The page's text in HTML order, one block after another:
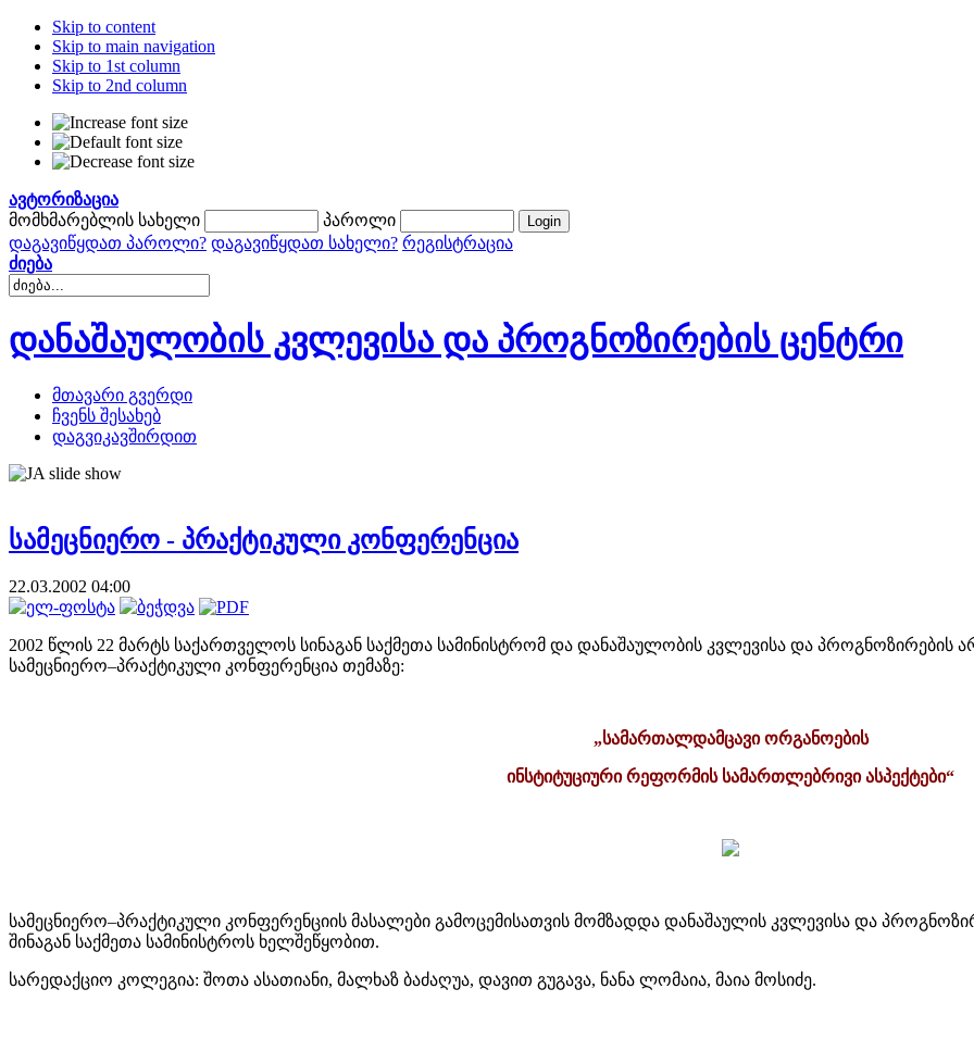
Skip to content
Skip to main navigation
Skip to 1st column
Skip to 2nd column
ავტორიზაცია
მომხმარებლის სახელი
პაროლი
დაგავიწყდათ პაროლი? დაგავიწყდათ სახელი? რეგისტრაცია
ძიება
დანაშაულობის კვლევისა და პროგნოზირების ცენტრი
მთავარი გვერდი
ჩვენს შესახებ
დაგვიკავშირდით
სამეცნიერო - პრაქტიკული კონფერენცია
22.03.2002 04:00
2002 წლის 22 მარტს საქართველოს სინაგან საქმეთა სამინისტრომ და დანაშაულობის კვლევისა და
სამეცნიერო–პრაქტიკული კონფერენცია თემაზე:
„სამართალდამცავი ორგანოების
ინსტიტუციური რეფორმის სამართლებრივი ასპექტები“
სამეცნიერო–პრაქტიკული კონფერენციის მასალები გამოცემისათვის მომზადდა დანაშაულის კვლევისა და
შინაგან საქმეთა სამინისტროს ხელშეწყობით.
სარედაქციო კოლეგია: შოთა ასათიანი, მალხაზ ბაძაღუა, დავით გუგავა, ნანა ლომაია, მაია მოსიძე.